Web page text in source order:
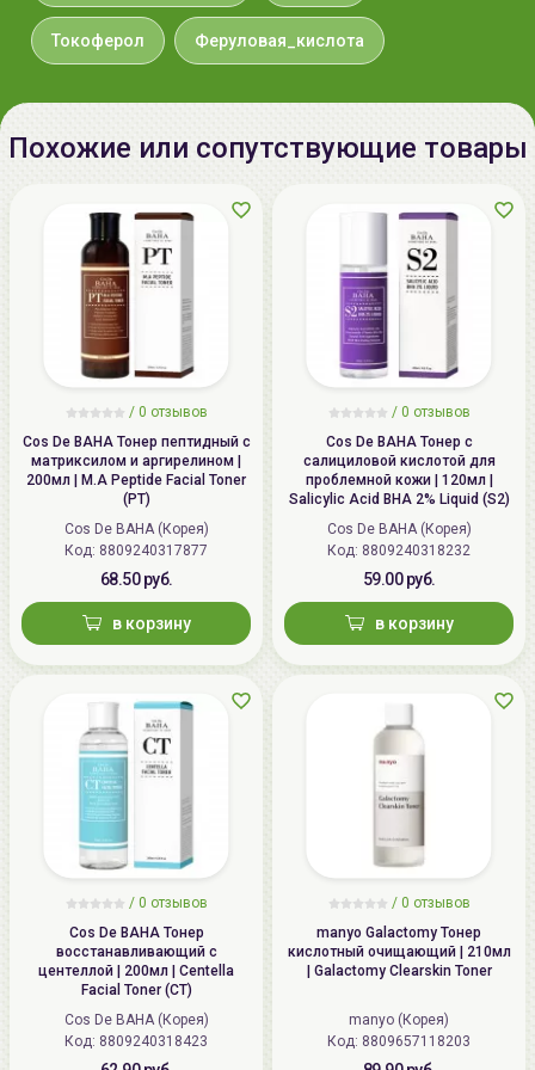
маски для лица - нанесите на кожу и оставьте на 10
минут, затем приступайте к следующему этапу ухода
за кожей.
Токоферол Феруловая_кислота
Похожие или сопутствующие товары
/ 0 отзывов
Cos De BAHA Тонер пептидный с
матриксилом и аргирелином |
200мл | M.A Peptide Facial Toner
(PT)
Cos De BAHA (Корея)
Код: 8809240317877
68.50 руб.
в корзину
/ 0 отзывов
Cos De BAHA Тонер с
салициловой кислотой для
проблемной кожи | 120мл |
Salicylic Acid BHA 2% Liquid (S2)
Cos De BAHA (Корея)
Код: 8809240318232
59.00 руб.
в корзину
/ 0 отзывов
Cos De BAHA Тонер
восстанавливающий с
центеллой | 200мл | Centella
Facial Toner (CT)
Cos De BAHA (Корея)
Код: 8809240318423
/ 0 отзывов
manyo Galactomy Тонер
кислотный очищающий | 210мл
| Galactomy Clearskin Toner
manyo (Корея)
Код: 8809657118203